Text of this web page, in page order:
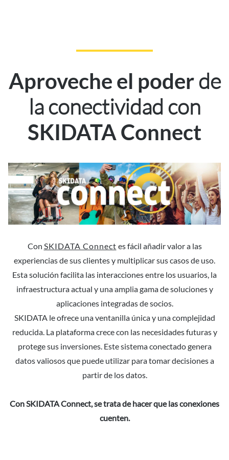
Aproveche el poderde
la conectividad con
SKIDATA Connect
Con SKIDATA Connect es fácil añadir valor a las
experiencias de sus clientes y multiplicar sus casos de uso.
Esta solución facilita las interacciones entre los usuarios, la
infraestructura actual y una amplia gama de soluciones y
aplicaciones integradas de socios.
SKIDATA le ofrece una ventanilla única y una complejidad
reducida. La plataforma crece con las necesidades futuras y
protege sus inversiones. Este sistema conectado genera
datos valiosos que puede utilizar para tomar decisiones a
partir de los datos.
Con SKIDATA Connect, se trata de hacer que las conexiones
cuenten.